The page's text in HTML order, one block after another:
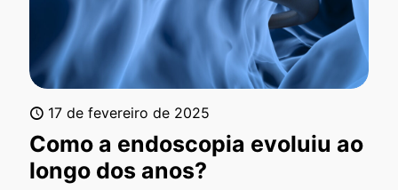
17 de fevereiro de 2025
Como a endoscopia evoluiu ao
longo dos anos?